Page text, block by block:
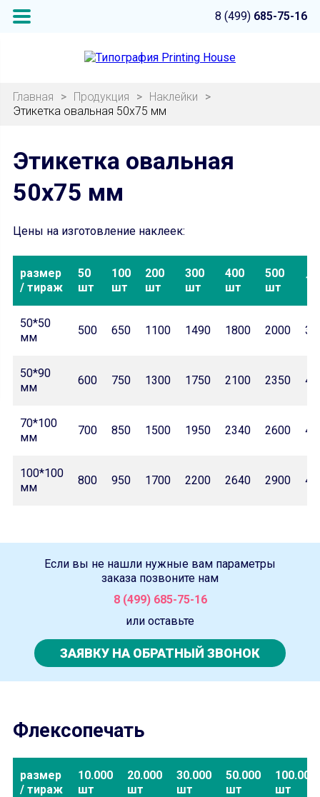
8 (499) 685-75-16
Главная > Продукция > Наклейки
>
Этикетка овальная 50х75 мм
Этикетка овальная
50х75 мм
Цены на изготовление наклеек:
размер
/ тираж
50
шт
100
шт
200
шт
300
шт
400
шт
500
шт
50*50
мм
500 650 1100 1490 1800 2000
50*90
мм
600 750 1300 1750 2100 2350
70*100
мм
700 850 1500 1950 2340 2600
100*100
мм
800 950 1700 2200 2640 2900
Если вы не нашли нужные вам параметры
заказа позвоните нам
8 (499) 685-75-16
или оставьте
ЗАЯВКУ НА ОБРАТНЫЙ ЗВОНОК
Флексопечать
размер
/ тираж
10.000
шт
20.000
шт
30.000
шт
50.000
шт
100.000
шт